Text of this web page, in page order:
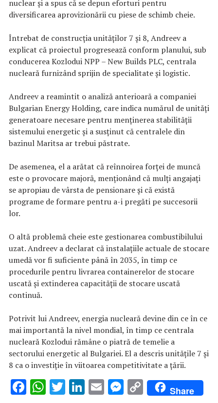
nuclear şi a spus că se depun eforturi pentru
diversificarea aprovizionării cu piese de schimb cheie.
Întrebat de construcţia unităţilor 7 şi 8, Andreev a
explicat că proiectul progresează conform planului, sub
conducerea Kozlodui NPP – New Builds PLC, centrala
nucleară furnizând sprijin de specialitate şi logistic.
Andreev a reamintit o analiză anterioară a companiei
Bulgarian Energy Holding, care indica numărul de unităţi
generatoare necesare pentru menţinerea stabilităţii
sistemului energetic şi a susţinut că centralele din
bazinul Maritsa ar trebui păstrate.
De asemenea, el a arătat că reînnoirea forţei de muncă
este o provocare majoră, menţionând că mulţi angajaţi
se apropiau de vârsta de pensionare şi că există
programe de formare pentru a-i pregăti pe succesorii
lor.
O altă problemă cheie este gestionarea combustibilului
uzat. Andreev a declarat că instalaţiile actuale de stocare
umedă vor fi suficiente până în 2035, în timp ce
procedurile pentru livrarea containerelor de stocare
uscată şi extinderea capacităţii de stocare uscată
continuă.
Potrivit lui Andreev, energia nucleară devine din ce în ce
mai importantă la nivel mondial, în timp ce centrala
nucleară Kozlodui rămâne o piatră de temelie a
sectorului energetic al Bulgariei. El a descris unităţile 7 şi
8 ca o investiţie în viitoarea competitivitate a ţării.
F W T Li E M C Share